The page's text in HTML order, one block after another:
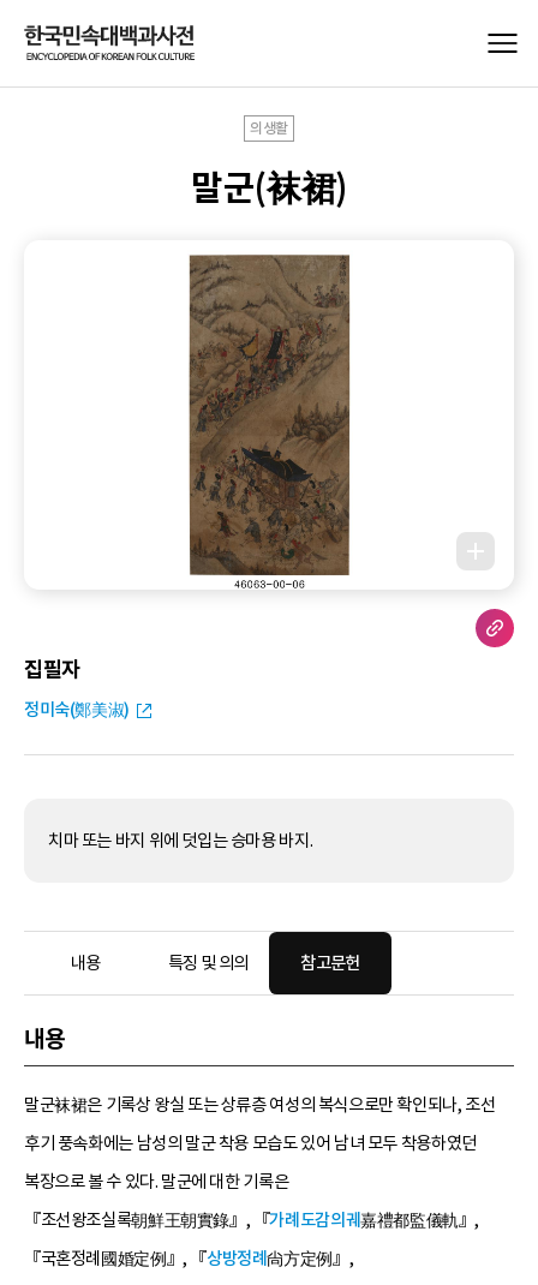
의생활
말군(袜裙)
집필자
정미숙(鄭美淑)
치마 또는 바지 위에 덧입는 승마용 바지.
내용 특징 및 의의 참고문헌
내용
말군袜裙은 기록상 왕실 또는 상류층 여성의 복식으로만 확인되나, 조선
후기 풍속화에는 남성의 말군 착용 모습도 있어 남녀 모두 착용하였던
복장으로 볼 수 있다. 말군에 대한 기록은
『조선왕조실록朝鮮王朝實錄』, 『가례도감의궤嘉禮都監儀軌』,
『국혼정례國婚定例』, 『상방정례尙方定例』,